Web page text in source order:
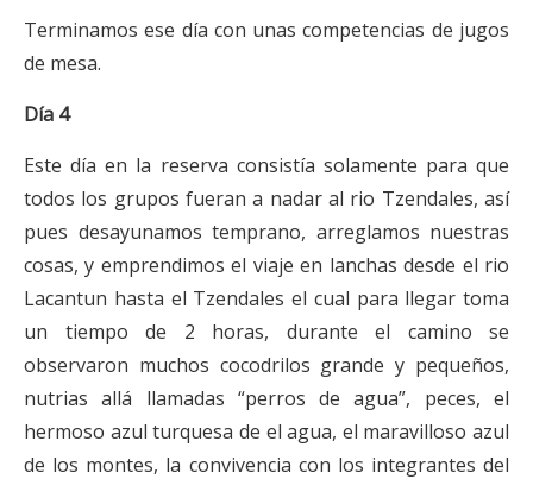
Terminamos ese día con unas competencias de jugos
de mesa.
Día 4
Este día en la reserva consistía solamente para que
todos los grupos fueran a nadar al rio Tzendales, así
pues desayunamos temprano, arreglamos nuestras
cosas, y emprendimos el viaje en lanchas desde el rio
Lacantun hasta el Tzendales el cual para llegar toma
un tiempo de 2 horas, durante el camino se
observaron muchos cocodrilos grande y pequeños,
nutrias allá llamadas “perros de agua”, peces, el
hermoso azul turquesa de el agua, el maravilloso azul
de los montes, la convivencia con los integrantes del